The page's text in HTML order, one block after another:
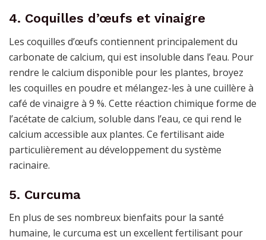
4. Coquilles d’œufs et vinaigre
Les coquilles d’œufs contiennent principalement du
carbonate de calcium, qui est insoluble dans l’eau. Pour
rendre le calcium disponible pour les plantes, broyez
les coquilles en poudre et mélangez-les à une cuillère à
café de vinaigre à 9 %. Cette réaction chimique forme de
l’acétate de calcium, soluble dans l’eau, ce qui rend le
calcium accessible aux plantes. Ce fertilisant aide
particulièrement au développement du système
racinaire.
5. Curcuma
En plus de ses nombreux bienfaits pour la santé
humaine, le curcuma est un excellent fertilisant pour